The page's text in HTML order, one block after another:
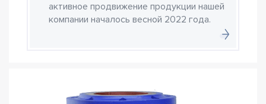
активное продвижение продукции нашей
компании началось весной 2022 года.